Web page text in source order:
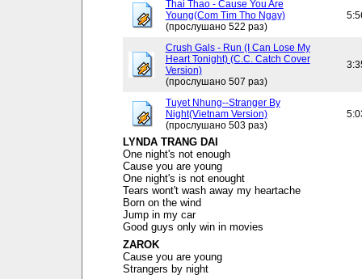
Thai Thao - Cause You Are
Young(Com Tim Tho Ngay)
(прослушано 522 раз)
Crush Gals - Run (I Can Lose My
Heart Tonight) (C.C. Catch Cover
Version)
(прослушано 507 раз)
Tuyet Nhung--Stranger By
Night(Vietnam Version)
(прослушано 503 раз)
LYNDA TRANG DAI
One night's not enough
Cause you are young
One night's is not enought
Tears wont't wash away my heartache
Born on the wind
Jump in my car
Good guys only win in movies
ZAROK
Cause you are young
Strangers by night